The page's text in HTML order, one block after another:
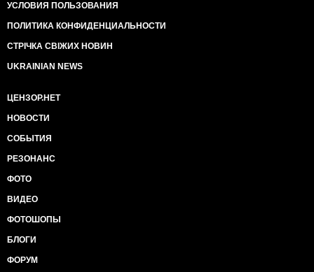
УСЛОВИЯ ПОЛЬЗОВАНИЯ
ПОЛИТИКА КОНФИДЕНЦИАЛЬНОСТИ
СТРІЧКА СВІЖИХ НОВИН
UKRAINIAN NEWS
ЦЕНЗОР.НЕТ
НОВОСТИ
СОБЫТИЯ
РЕЗОНАНС
ФОТО
ВИДЕО
ФОТОШОПЫ
БЛОГИ
ФОРУМ